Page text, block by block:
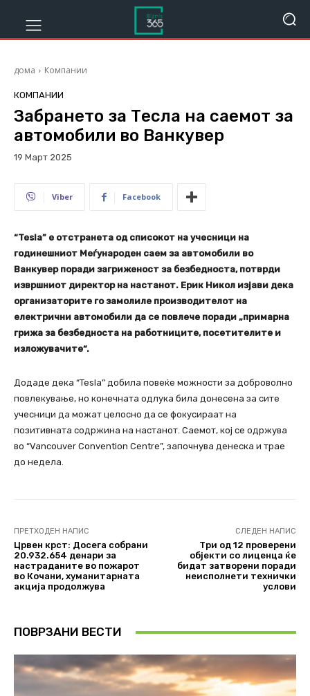
дома Компании
КОМПАНИИ
Забрането за Тесла на саемот за
автомобили во Ванкувер
19 Март 2025
Viber Facebook
“Tesla” е отстранета од списокот на учесници на
годинешниот Меѓународен саем за автомобили во
Ванкувер поради загриженост за безбедноста, потврди
извршниот директор на настанот. Ерик Никол изјави дека
организаторите го замолиле производителот на
електрични автомобили да се повлече поради „примарна
грижа за безбедноста на работниците, посетителите и
изложувачите“.
Додаде дека “Tesla” добила повеќе можности за доброволно
повлекување, но конечната одлука била донесена за сите
учесници да можат целосно да се фокусираат на
позитивната содржина на настанот. Саемот, кој се одржува
во “Vancouver Convention Centre”, започнува денеска и трае
до недела.
ПРЕТХОДЕН НАПИС
Црвен крст: Досега собрани
20.932.654 денари за
настраданите во пожарот
во Кочани, хуманитарната
акција продолжува
СЛЕДЕН НАПИС
Три од 12 проверени
објекти со лиценца ќе
бидат затворени поради
неисполнети технички
услови
ПОВРЗАНИ ВЕСТИ